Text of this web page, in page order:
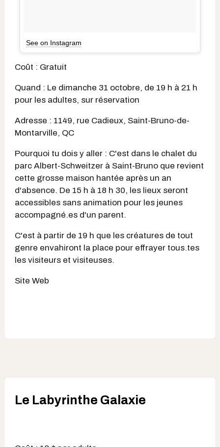
See on Instagram
Coût : Gratuit
Quand : Le dimanche 31 octobre, de 19 h à 21 h
pour les adultes, sur réservation
Adresse : 1149, rue Cadieux, Saint-Bruno-de-
Montarville, QC
Pourquoi tu dois y aller : C'est dans le chalet du
parc Albert-Schweitzer à Saint-Bruno que revient
cette grosse maison hantée après un an
d'absence. De 15 h à 18 h 30, les lieux seront
accessibles sans animation pour les jeunes
accompagné.es d'un parent.
C'est à partir de 19 h que les créatures de tout
genre envahiront la place pour effrayer tous.tes
les visiteurs et visiteuses.
Site Web
Le Labyrinthe Galaxie